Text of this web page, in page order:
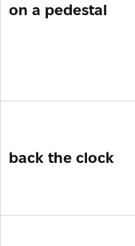
on a pedestal
back the clock